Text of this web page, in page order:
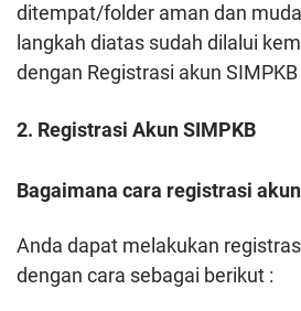
ditempat/folder aman dan
langkah diatas sudah dilalui
dengan Registrasi akun SIMPKB
2. Registrasi Akun SIMPKB
Bagaimana cara registrasi
Anda dapat melakukan
dengan cara sebagai berikut :